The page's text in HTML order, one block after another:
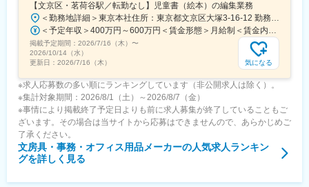
【文京区・茗荷谷駅／転勤なし】児童書（絵本）の編集業務
＜勤務地詳細＞東京本社住所：東京都文京区大塚3‐16‐12 勤務地最寄駅：地下鉄丸の内線／茗荷谷駅受動喫煙対策：屋内全面禁煙
＜予定年収＞400万円～600万円＜賃金形態＞月給制＜賃金内訳＞月額（基本給）：275,000円～350,000円＜月給＞275,000円～350,000円＜昇給有無＞有＜残業手当＞有＜給与補足＞■昇給：年1回（4月） ■賞与：年2回（6月・12月）賃金はあくまでも目安の金額であり、選考を通じて上下する可能性があります。月給(月額)は固定手当を含めた表記です。
掲載予定期間： 2026/7/16（木） 〜
2026/10/14（水）
更新日： 2026/7/16（木） 気になる
※求人応募数の多い順にランキングしています（非公開求人は除く）。
※集計対象期間：2026/8/1（土）～2026/8/7（金）
※事情により掲載終了予定日よりも前に求人募集が終了していることもご
ざいます。その場合は当サイトから応募はできませんので、あらかじめご
了承ください。
文房具・事務・オフィス用品メーカーの人気求人ランキン
グを詳しく見る